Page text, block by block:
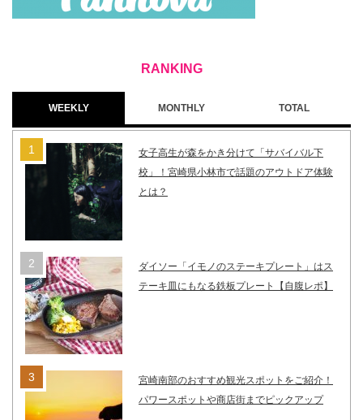
WEEKLY MONTHLY TOTAL
女子高生が森をかき分けて「サバイバル下
校」！宮崎県小林市で話題のアウトドア体験
とは？
ダイソー「イモノのステーキプレート」はス
テーキ皿にもなる鉄板プレート【自腹レポ】
宮崎南部のおすすめ観光スポットをご紹介！
パワースポットや商店街までピックアップ